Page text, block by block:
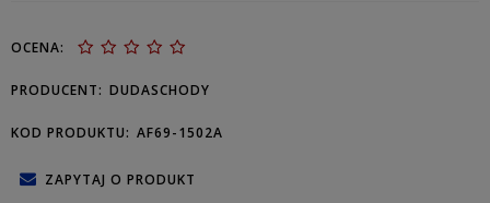
OCENA:
PRODUCENT: DUDASCHODY
KOD PRODUKTU: AF69-1502A
ZAPYTAJ O PRODUKT